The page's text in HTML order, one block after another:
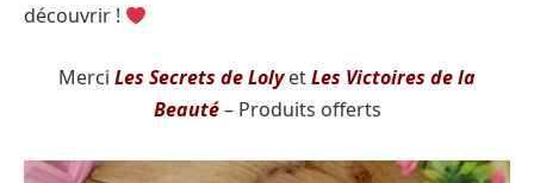
découvrir !
Merci Les Secrets de LolyetLes Victoires de la
Beauté– Produits offerts